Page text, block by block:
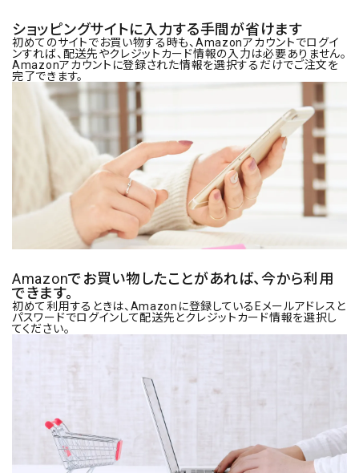
ショッピングサイトに入力する手間が省けます
初めてのサイトでお買い物する時も、Amazonアカウントでログイ
ンすれば、配送先やクレジットカード情報の入力は必要ありません。
Amazonアカウントに登録された情報を選択するだけでご注文を
完了できます。
Amazonでお買い物したことがあれば、今から利用
できます。
初めて利用するときは、Amazonに登録しているEメールアドレスと
パスワードでログインして配送先とクレジットカード情報を選択し
てください。